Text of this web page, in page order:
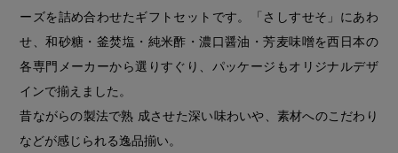
ーズを詰め合わせたギフトセットです。「さしすせそ」にあわ
せ、和砂糖・釜焚塩・純米酢・濃口醤油・芳麦味噌を西日本の
各専門メーカーから選りすぐり、パッケージもオリジナルデザ
インで揃えました。
昔ながらの製法で熟 成させた深い味わいや、素材へのこだわり
などが感じられる逸品揃い。